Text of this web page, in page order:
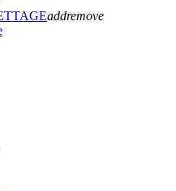
addremove